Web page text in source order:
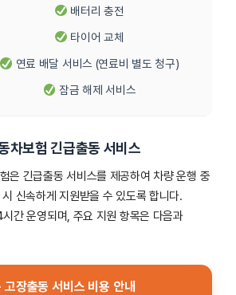
배터리 충전
타이어 교체
연료 배달 서비스 (연료비 별도 청구)
잠금 해제 서비스
차보험 긴급출동 서비스
은 긴급출동 서비스를 제공하여 차량 운행 중
신속하게 지원받을 수 있도록 합니다.
간 운영되며, 주요 지원 항목은 다음과
고장출동 서비스 비용 안내